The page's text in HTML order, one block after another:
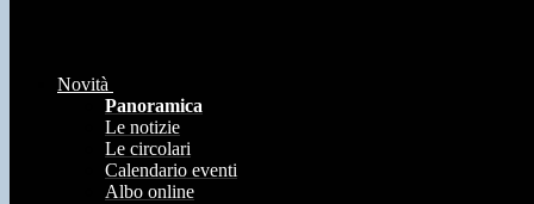
Novità
Panoramica
Le notizie
Le circolari
Calendario eventi
Albo online